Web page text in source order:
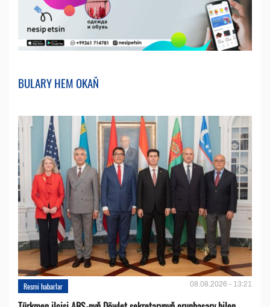
BULARY HEM OKAŇ
Resmi habarlar 08.08.2026 - 13:21